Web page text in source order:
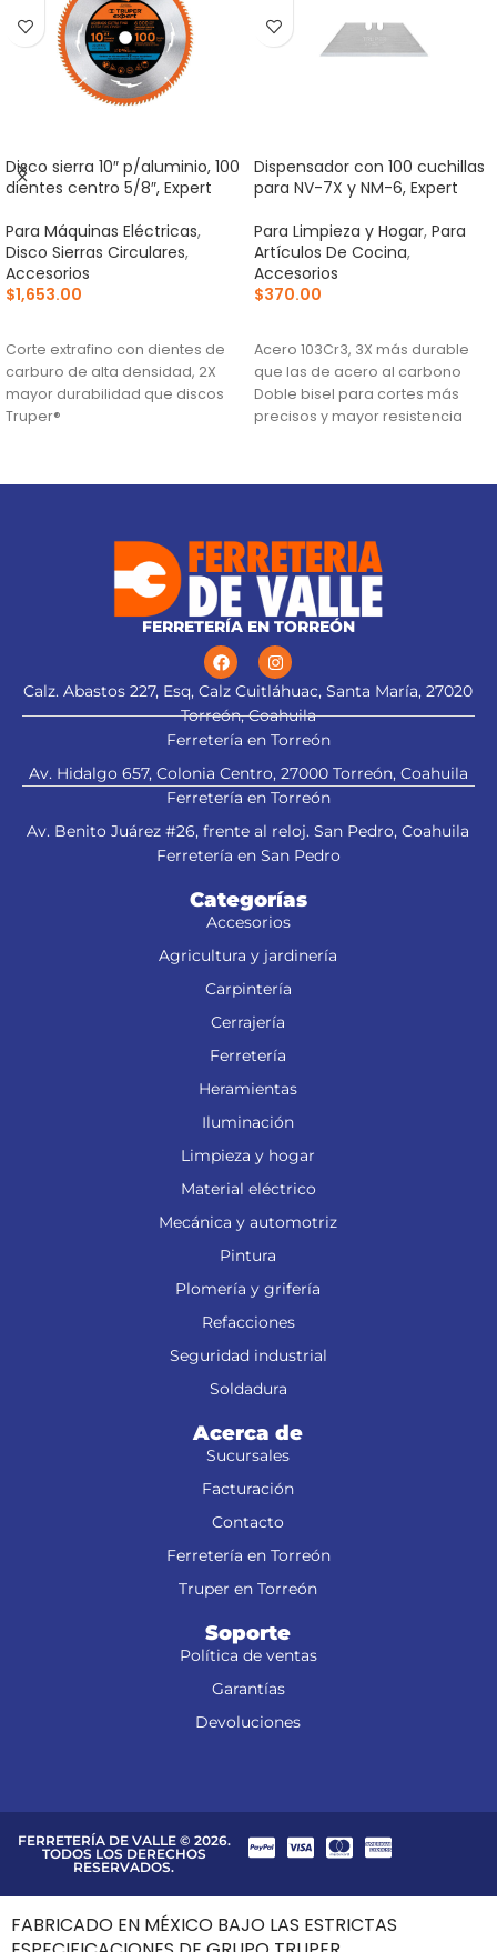
Disco sierra 10″ p/aluminio, 100
dientes centro 5/8″, Expert
Para Máquinas Eléctricas,
Disco Sierras Circulares,
Accesorios
$1,653.00
Corte extrafino con dientes de
carburo de alta densidad, 2X
mayor durabilidad que discos
Truper®
proporciona mejor acabado
trapezoidal para cortes limpios
Dispensador con 100 cuchillas
para NV-7X y NM-6, Expert
Para Limpieza y Hogar, Para
Artículos De Cocina,
Accesorios
$370.00
Acero 103Cr3, 3X más durable
que las de acero al carbono
Doble bisel para cortes más
precisos y mayor resistencia
FERRETERÍA EN TORREÓN
Calz. Abastos 227, Esq, Calz Cuitláhuac, Santa María, 27020
Torreón, Coahuila
Ferretería en Torreón
Av. Hidalgo 657, Colonia Centro, 27000 Torreón, Coahuila
Ferretería en Torreón
Av. Benito Juárez #26, frente al reloj. San Pedro, Coahuila
Ferretería en San Pedro
Categorías
Accesorios
Agricultura y jardinería
Carpintería
Cerrajería
Ferretería
Heramientas
Iluminación
Limpieza y hogar
Material eléctrico
Mecánica y automotriz
Pintura
Plomería y grifería
Refacciones
Seguridad industrial
Soldadura
Acerca de
Sucursales
Facturación
Contacto
Ferretería en Torreón
Truper en Torreón
Soporte
Política de ventas
Garantías
Devoluciones
FERRETERÍA DE VALLE © 2026.
TODOS LOS DERECHOS
RESERVADOS.
FABRICADO EN MÉXICO BAJO LAS ESTRICTAS